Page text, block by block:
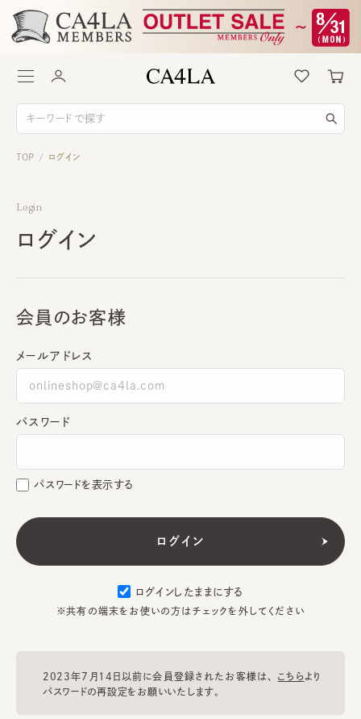
TOP / ログイン
Login
ログイン
会員のお客様
メールアドレス
パスワード
パスワードを表示する
ログインしたままにする
※共有の端末をお使いの方はチェックを外してください
2023年7月14日以前に会員登録されたお客様は、 こちらより
パスワードの再設定をお願いいたします。